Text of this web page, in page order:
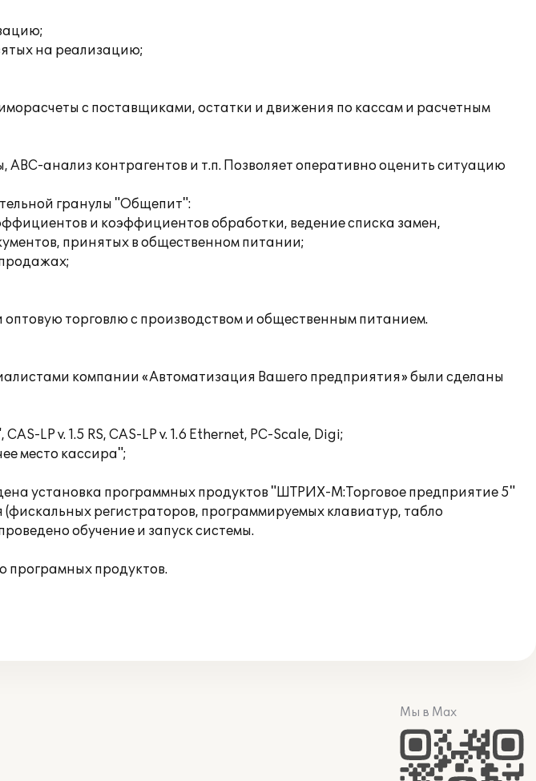
на реализацию;
с поставщиками, остатки и движения по кассам и расчетным
анализ контрагентов и т.п. Позволяет оперативно оценить ситуацию
гранулы "Общепит":
и коэффициентов обработки, ведение списка замен,
принятых в общественном питании;
торговлю с производством и общественным питанием.
компании «Автоматизация Вашего предприятия» были сделаны
LP v. 1.5 RS, CAS-LP v. 1.6 Ethernet, PC-Scale, Digi;
место кассира";
установка программных продуктов "ШТРИХ-М:Торговое предприятие 5"
регистраторов, программируемых клавиатур, табло
обучение и запуск системы.
програмных продуктов.
Мы в Max